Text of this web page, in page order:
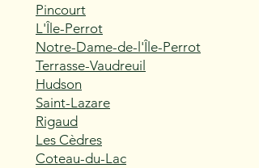
Pincourt
L'Île-Perrot
Notre-Dame-de-l'Île-Perrot
Terrasse-Vaudreuil
Hudson
Saint-Lazare
Rigaud
Les Cèdres
Coteau-du-Lac